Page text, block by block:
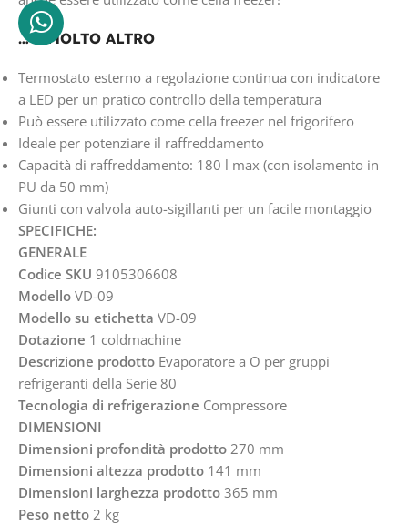
… E MOLTO ALTRO
Termostato esterno a regolazione continua con indicatore
a LED per un pratico controllo della temperatura
Può essere utilizzato come cella freezer nel frigorifero
Ideale per potenziare il raffreddamento
Capacità di raffreddamento: 180 l max (con isolamento in
PU da 50 mm)
Giunti con valvola auto-sigillanti per un facile montaggio
SPECIFICHE:
GENERALE
Codice SKU 9105306608
Modello VD-09
Modello su etichetta VD-09
Dotazione 1 coldmachine
Descrizione prodotto Evaporatore a O per gruppi
refrigeranti della Serie 80
Tecnologia di refrigerazione Compressore
DIMENSIONI
Dimensioni profondità prodotto 270 mm
Dimensioni altezza prodotto 141 mm
Dimensioni larghezza prodotto 365 mm
Peso netto 2 kg